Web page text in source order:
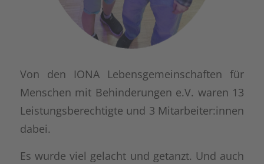
Von den IONA Lebensgemeinschaften für
Menschen mit Behinderungen e.V. waren 13
Leistungsberechtigte und 3 Mitarbeiter:innen
dabei.
Es wurde viel gelacht und getanzt. Und auch